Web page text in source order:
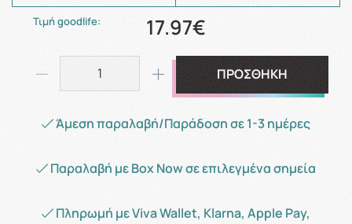
Τιμή goodlife: 17.97€
ΠΡΟΣΘΗΚΗ
Άμεση παραλαβή/Παράδοση σε 1-3 ημέρες
Παραλαβή με Box Now σε επιλεγμένα σημεία
Πληρωμή με Viva Wallet, Klarna, Apple Pay,